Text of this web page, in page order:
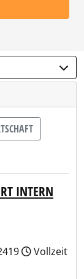
INTERN
Vollzeit